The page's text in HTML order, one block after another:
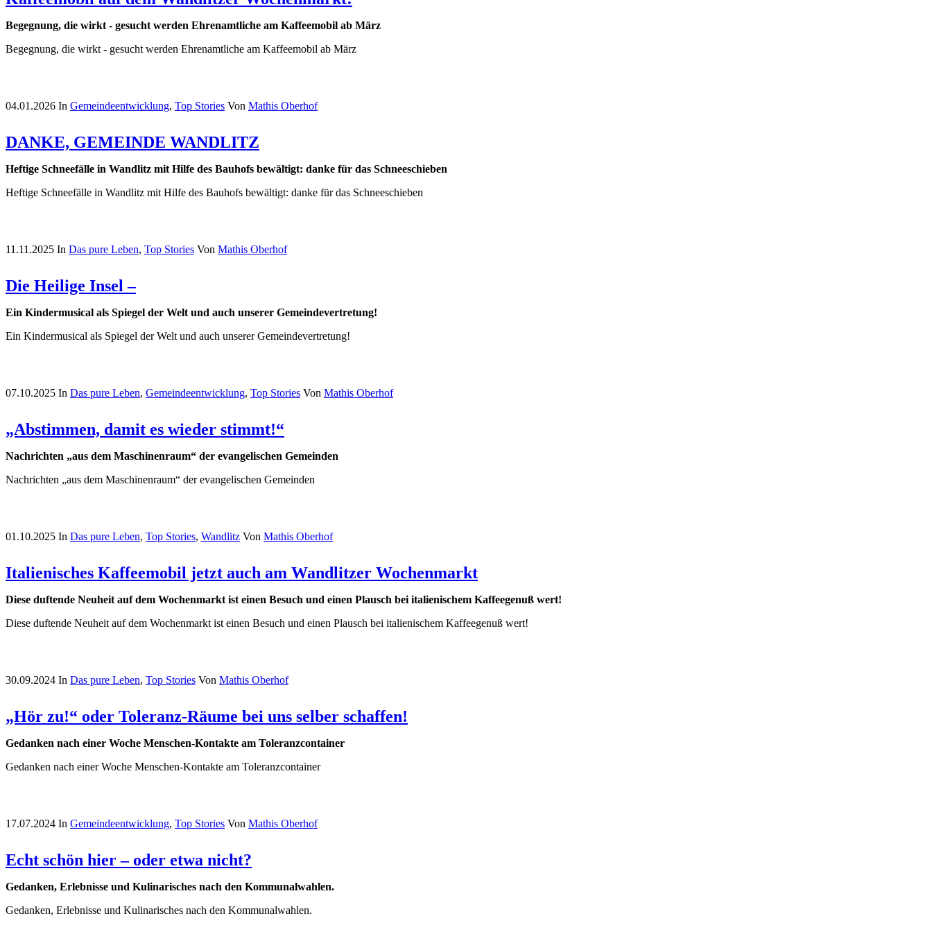
Begegnung, die wirkt - gesucht werden Ehrenamtliche am Kaffeemobil ab März
Begegnung, die wirkt - gesucht werden Ehrenamtliche am Kaffeemobil ab März
04.01.2026 In Gemeindeentwicklung, Top Stories Von Mathis Oberhof
DANKE, GEMEINDE WANDLITZ
Heftige Schneefälle in Wandlitz mit Hilfe des Bauhofs bewältigt: danke für das Schneeschieben
Heftige Schneefälle in Wandlitz mit Hilfe des Bauhofs bewältigt: danke für das Schneeschieben
11.11.2025 In Das pure Leben, Top Stories Von Mathis Oberhof
Die Heilige Insel –
Ein Kindermusical als Spiegel der Welt und auch unserer Gemeindevertretung!
Ein Kindermusical als Spiegel der Welt und auch unserer Gemeindevertretung!
07.10.2025 In Das pure Leben, Gemeindeentwicklung, Top Stories Von Mathis Oberhof
„Abstimmen, damit es wieder stimmt!“
Nachrichten „aus dem Maschinenraum“ der evangelischen Gemeinden
Nachrichten „aus dem Maschinenraum“ der evangelischen Gemeinden
01.10.2025 In Das pure Leben, Top Stories, Wandlitz Von Mathis Oberhof
Italienisches Kaffeemobil jetzt auch am Wandlitzer Wochenmarkt
Diese duftende Neuheit auf dem Wochenmarkt ist einen Besuch und einen Plausch bei italienischem Kaffeegenuß wert!
Diese duftende Neuheit auf dem Wochenmarkt ist einen Besuch und einen Plausch bei italienischem Kaffeegenuß wert!
30.09.2024 In Das pure Leben, Top Stories Von Mathis Oberhof
„Hör zu!“ oder Toleranz-Räume bei uns selber schaffen!
Gedanken nach einer Woche Menschen-Kontakte am Toleranzcontainer
Gedanken nach einer Woche Menschen-Kontakte am Toleranzcontainer
17.07.2024 In Gemeindeentwicklung, Top Stories Von Mathis Oberhof
Echt schön hier – oder etwa nicht?
Gedanken, Erlebnisse und Kulinarisches nach den Kommunalwahlen.
Gedanken, Erlebnisse und Kulinarisches nach den Kommunalwahlen.